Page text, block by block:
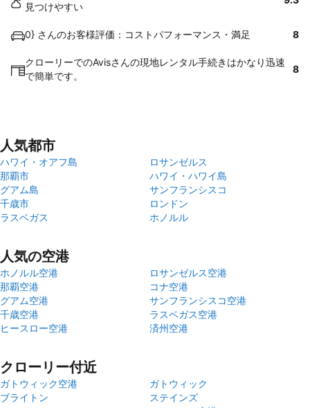
見つけやすい
0} さんのお客様評価：コストパフォーマンス・満足 8
クローリーでのAvisさんの現地レンタル手続きはかなり迅速
で簡単です。
8
人気都市
ハワイ・オアフ島
ロサンゼルス
那覇市
ハワイ・ハワイ島
グアム島
サンフランシスコ
千歳市
ロンドン
ラスベガス
ホノルル
人気の空港
ホノルル空港
ロサンゼルス空港
那覇空港
コナ空港
グアム空港
サンフランシスコ空港
千歳空港
ラスベガス空港
ヒースロー空港
済州空港
クローリー付近
ガトウィック空港
ガトウィック
ブライトン
ステインズ